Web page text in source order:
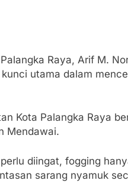
Raya, Arif M.
utama dalam
Kota Palangka Raya
Mendawai.
diingat, fogging
sarang nyamuk